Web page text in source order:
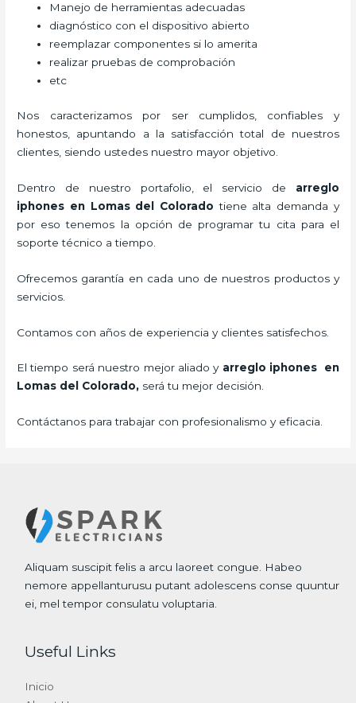
Manejo de herramientas adecuadas
diagnóstico con el dispositivo abierto
reemplazar componentes si lo amerita
realizar pruebas de comprobación
etc
Nos caracterizamos por ser cumplidos, confiables y
honestos, apuntando a la satisfacción total de nuestros
clientes, siendo ustedes nuestro mayor objetivo.
Dentro de nuestro portafolio, el servicio de arreglo
iphones en Lomas del Colorado tiene alta demanda y
por eso tenemos la opción de programar tu cita para el
soporte técnico a tiempo.
Ofrecemos garantía en cada uno de nuestros productos y
servicios.
Contamos con años de experiencia y clientes satisfechos.
El tiempo será nuestro mejor aliado y arreglo iphones en
Lomas del Colorado, será tu mejor decisión.
Contáctanos para trabajar con profesionalismo y eficacia.
Aliquam suscipit felis a arcu laoreet congue. Habeo
nemore appellanturusu putant adolescens conse quuntur
ei, mel tempor consulatu voluptaria.
Useful Links
Inicio